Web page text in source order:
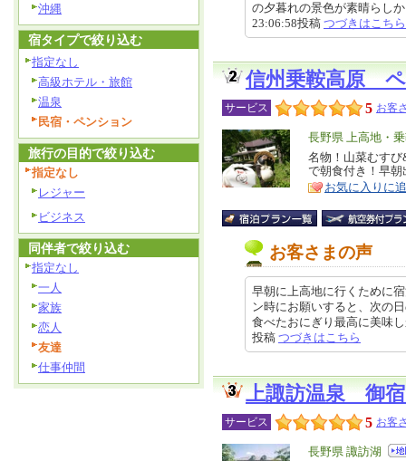
の夕暮れの景色が素晴らし
23:06:58投稿 つづきはこちら
信州乗鞍高原
サービス 5 お客
エ
リ
ア
長野県 上高地・
特
徴
名物！山菜むす
で朝食付き！早
お気に入りに
お客さまの声
早朝に上高地に行くために
ン時にお願いすると、次の
食べたおにぎり最高に美味
投稿 つづきはこちら
上諏訪温泉 御
サービス 5 お客
エ
長野県 諏訪湖
沖縄
宿タイプで絞り込む
指定なし
高級ホテル・旅館
温泉
民宿・ペンション
旅行の目的で絞り込む
指定なし
レジャー
ビジネス
同伴者で絞り込む
指定なし
一人
家族
恋人
友達
仕事仲間